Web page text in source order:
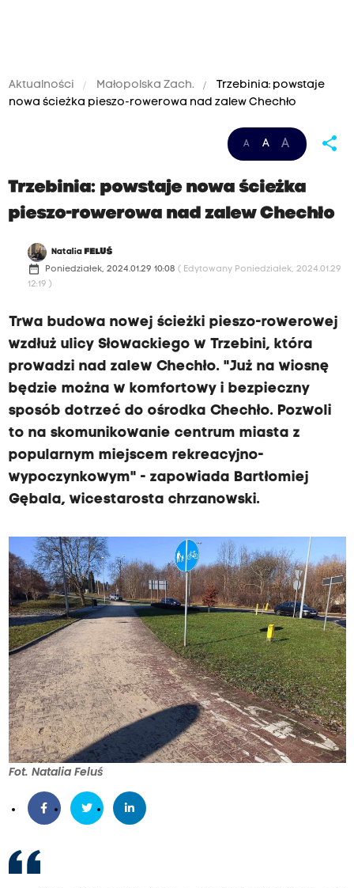
Aktualności Małopolska Zach.
Trzebinia: powstaje
nowa ścieżka pieszo-rowerowa nad zalew Chechło
A A A share
Trzebinia: powstaje nowa ścieżka
pieszo-rowerowa nad zalew Chechło
Natalia FELUŚ
date_range Poniedziałek, 2024.01.29 10:08 ( Edytowany Poniedziałek, 2024.01.29
12:19 )
Trwa budowa nowej ścieżki pieszo-rowerowej
wzdłuż ulicy Słowackiego w Trzebini, która
prowadzi nad zalew Chechło. "Już na wiosnę
będzie można w komfortowy i bezpieczny
sposób dotrzeć do ośrodka Chechło. Pozwoli
to na skomunikowanie centrum miasta z
popularnym miejscem rekreacyjno-
wypoczynkowym" - zapowiada Bartłomiej
Gębala, wicestarosta chrzanowski.
Fot. Natalia Feluś